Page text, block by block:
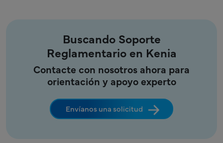
Buscando Soporte
Reglamentario en Kenia
Contacte con nosotros ahora para
orientación y apoyo experto
Envíanos una solicitud